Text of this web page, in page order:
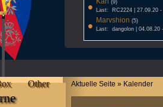
•
(9)
Last: RC2224 | 27.09.20 -
• Marvshion (5)
Last: dangolon | 04.08.20
Other Aktuelle Seite » Kalender